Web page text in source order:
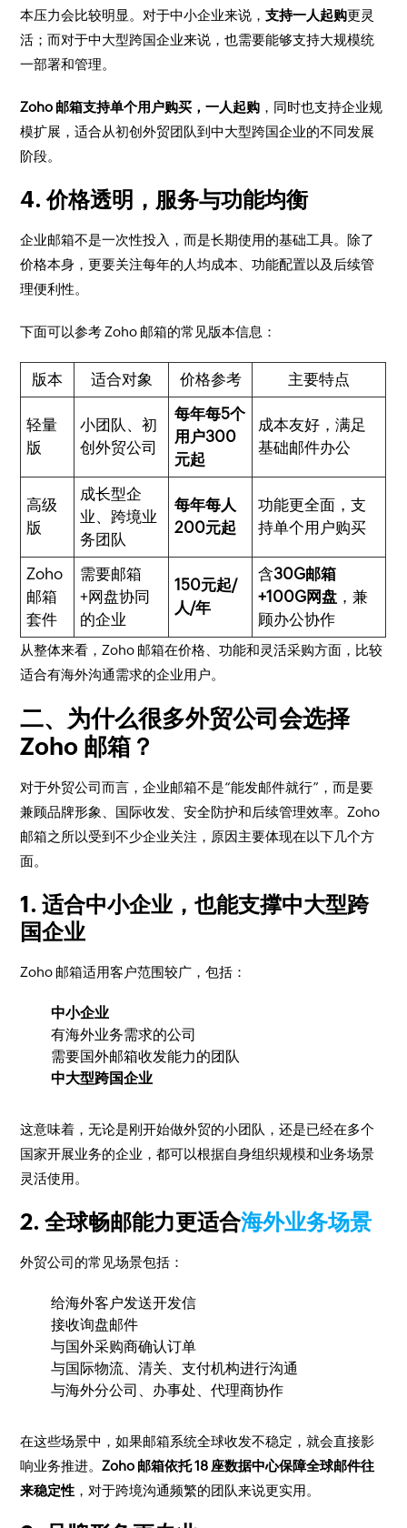
本压力会比较明显。对于中小企业来说，支持一人起购更灵
活；而对于中大型跨国企业来说，也需要能够支持大规模统
一部署和管理。
Zoho 邮箱支持单个用户购买，一人起购 ，同时也支持企业规
模扩展，适合从初创外贸团队到中大型跨国企业的不同发展
阶段。
4. 价格透明，服务与功能均衡
企业邮箱不是一次性投入，而是长期使用的基础工具。除了
价格本身，更要关注每年的人均成本、功能配置以及后续管
理便利性。
下面可以参考 Zoho 邮箱的常见版本信息：
版本 适合对象 价格参考 主要特点
轻量
版
小团队、初
创外贸公司
每年每5个
用户300
元起
成本友好，满足
基础邮件办公
高级
版
成长型企
业、跨境业
务团队
每年每人
200元起
功能更全面，支
持单个用户购买
Zoho
邮箱
套件
需要邮箱
+网盘协同
的企业
150元起/
人/年
含30G邮箱
+100G网盘 ，兼
顾办公协作
从整体来看，Zoho 邮箱在价格、功能和灵活采购方面，比较
适合有海外沟通需求的企业用户。
二、为什么很多外贸公司会选择
Zoho 邮箱？
对于外贸公司而言，企业邮箱不是“能发邮件就行”，而是要
兼顾品牌形象、国际收发、安全防护和后续管理效率。Zoho
邮箱之所以受到不少企业关注，原因主要体现在以下几个方
面。
1. 适合中小企业，也能支撑中大型跨
国企业
Zoho 邮箱适用客户范围较广，包括：
中小企业
有海外业务需求的公司
需要国外邮箱收发能力的团队
中大型跨国企业
这意味着，无论是刚开始做外贸的小团队，还是已经在多个
国家开展业务的企业，都可以根据自身组织规模和业务场景
灵活使用。
2. 全球畅邮能力更适合海外业务场景
外贸公司的常见场景包括：
给海外客户发送开发信
接收询盘邮件
与国外采购商确认订单
与国际物流、清关、支付机构进行沟通
与海外分公司、办事处、代理商协作
在这些场景中，如果邮箱系统全球收发不稳定，就会直接影
响业务推进。Zoho 邮箱依托 18 座数据中心保障全球邮件往
来稳定性 ，对于跨境沟通频繁的团队来说更实用。